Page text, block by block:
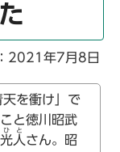
2021年7月8日
を衝け」で
と徳川昭武
人
ひと
さん。昭